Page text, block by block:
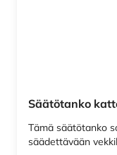
Säätötanko
Tämä säätötanko
säädettävään